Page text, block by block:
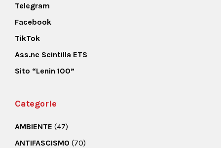
Telegram
Facebook
TikTok
Ass.ne Scintilla ETS
Sito “Lenin 100”
Categorie
AMBIENTE (47)
ANTIFASCISMO (70)